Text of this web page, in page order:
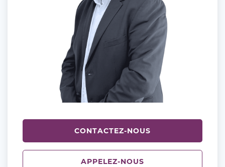
CONTACTEZ-NOUS
APPELEZ-NOUS